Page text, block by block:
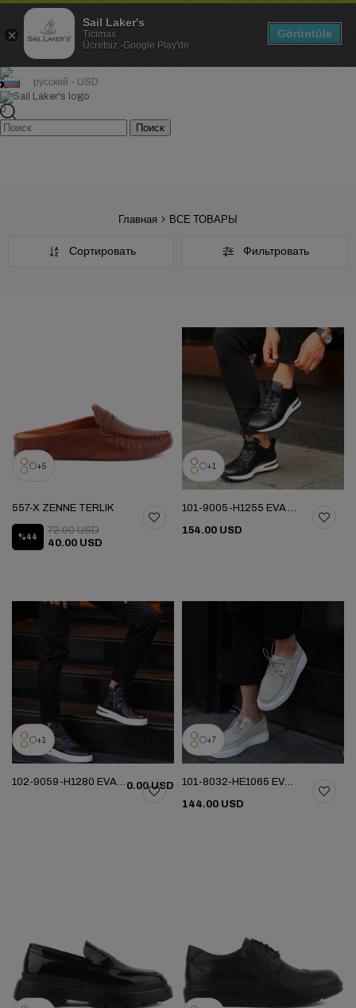
русский - USD
0
Главная ВСЕ ТОВАРЫ
Фильтровать
Сортировать
5
557-X ZENNE TERLIK
%44
40.00 USD
72.00 USD
1
101-9005-H1255 EVA YENI SEZON AYK
154.00 USD
1
102-9059-H1280 EVA YENI SEZON BOT 0.00 USD
7
101-8032-HE1065 EVA YENI SEZON AYK
144.00 USD
Sail Laker's
Ticimax
Ücretsiz -Google Play'de
Görüntüle